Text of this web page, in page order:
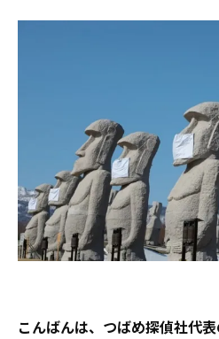
こんばんは、つばめ探偵社代表